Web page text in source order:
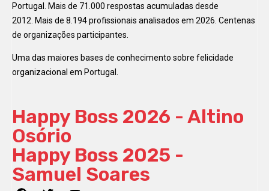
Portugal. Mais de 71.000 respostas acumuladas desde
2012. Mais de 8.194 profissionais analisados em 2026. Centenas
de organizações participantes.
Uma das maiores bases de conhecimento sobre felicidade
organizacional em Portugal.
Happy Boss 2026 - Altino
Osório
Happy Boss 2025 -
Samuel Soares